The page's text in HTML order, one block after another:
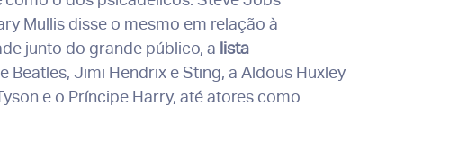
Mullis disse o mesmo em relação à
junto do grande público, a lista
Jimi Hendrix e Sting, a Aldous Huxley
e o Príncipe Harry, até atores como